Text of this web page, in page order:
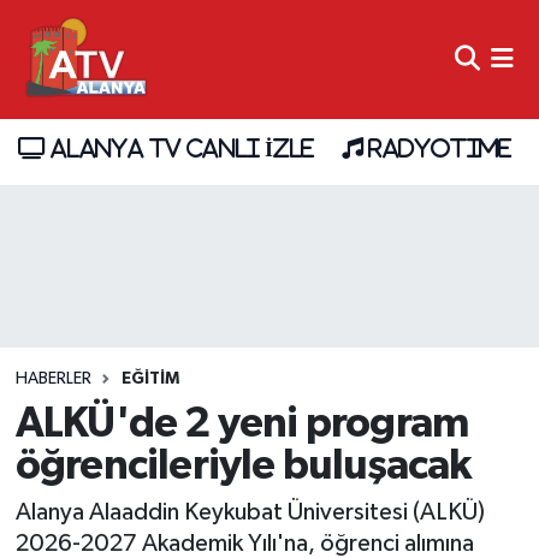
ALANYA TV CANLI İZLE RADYOTIME
HABERLER EĞİTİM
ALKÜ'de 2 yeni program
öğrencileriyle buluşacak
Alanya Alaaddin Keykubat Üniversitesi (ALKÜ)
2026-2027 Akademik Yılı'na, öğrenci alımına